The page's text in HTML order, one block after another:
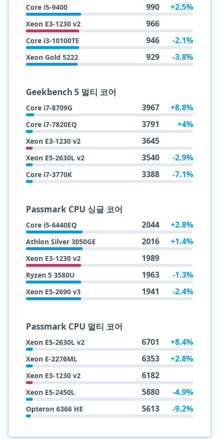
Core i5-9400 990 +2.5%
Xeon E3-1230 v2 966
Core i3-10100TE 946 -2.1%
Xeon Gold 5222 929 -3.8%
Geekbench 5 멀티 코어
Core i7-8709G 3967 +8.8%
Core i7-7820EQ 3791 +4%
Xeon E3-1230 v2 3645
Xeon E5-2630L v2 3540 -2.9%
Core i7-3770K 3388 -7.1%
Passmark CPU 싱글 코어
Core i5-6440EQ 2044 +2.8%
Athlon Silver 3050GE 2016 +1.4%
Xeon E3-1230 v2 1989
Ryzen 5 3580U 1963 -1.3%
Xeon E5-2690 v3 1941 -2.4%
Passmark CPU 멀티 코어
Xeon E5-2630L v2 6701 +8.4%
Xeon E-2276ML 6353 +2.8%
Xeon E3-1230 v2 6182
Xeon E5-2450L 5880 -4.9%
Opteron 6366 HE 5613 -9.2%